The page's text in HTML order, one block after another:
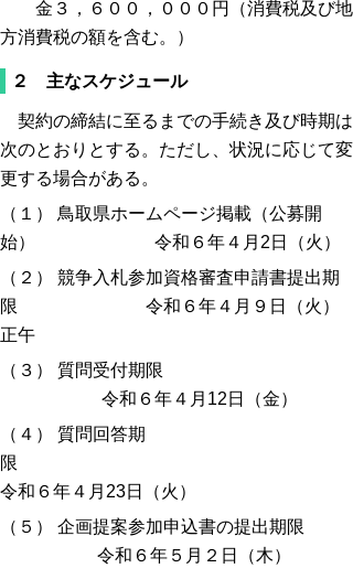
金３，６００，０００円（消費税及び地
方消費税の額を含む。）
２ 主なスケジュール
契約の締結に至るまでの手続き及び時期は
次のとおりとする。ただし、状況に応じて変
更する場合がある。
（１） 鳥取県ホームページ掲載（公募開
始） 令和６年４月2日（火）
（２） 競争入札参加資格審査申請書提出期
限 令和６年４月９ 日（火）
正午
（３） 質問受付期限
令和６年４月12日（金）
（４） 質問回答期
限
令和６年４月23日（火）
（５） 企画提案参加申込書の提出期限
令和６年５月２日（木）